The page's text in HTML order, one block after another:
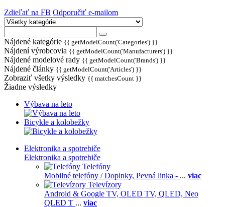
Zdieľať na FB Odporučiť e-mailom
Nájdené kategórie {{ getModelCount('Categories') }}
Nájdení výrobcovia {{ getModelCount('Manufacturers') }}
Nájdené modelové rady {{ getModelCount('Brands') }}
Nájdené články {{ getModelCount('Articles') }}
Zobraziť všetky výsledky {{ matchesCount }}
Žiadne výsledky
Výbava na leto
Bicykle a kolobežky
Elektronika a spotrebiče
Elektronika a spotrebiče
Telefóny
Mobilné telefóny / Doplnky, Pevná linka - ... viac
Televízory
Android & Google TV, OLED TV, QLED, Neo
QLED T ... viac